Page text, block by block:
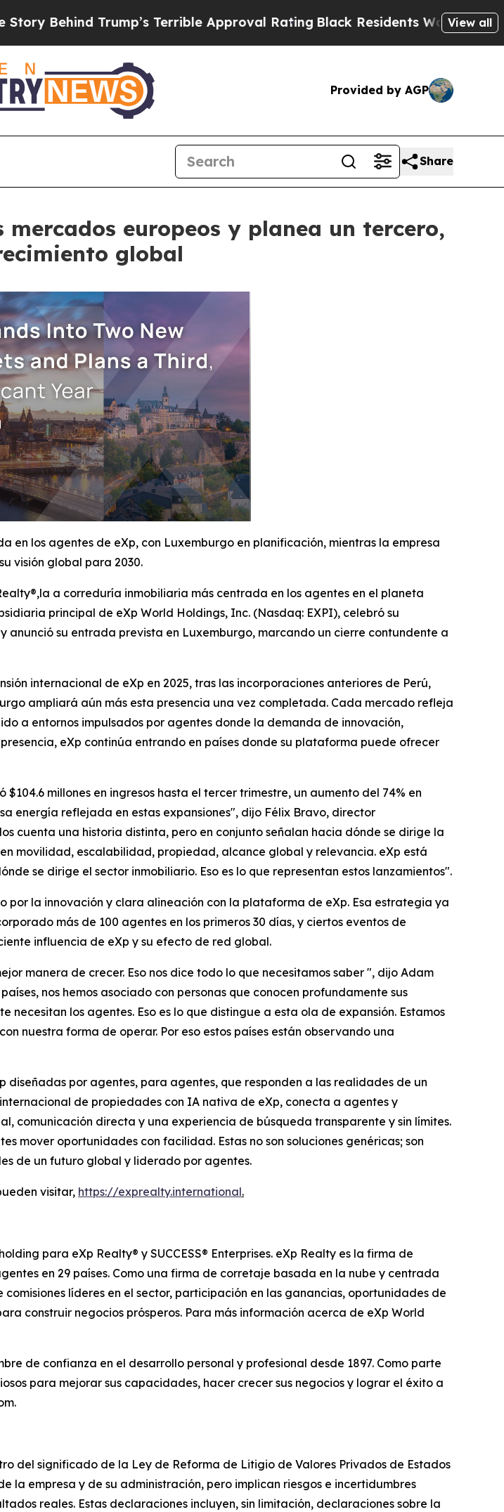
Trump’s Terrible Approval RatingBlack Residents Warned of AbusiveView all
Provided by AGP
Share
europeos y planea un tercero,
global
en los agentes de eXp, con Luxemburgo en planificación, mientras la empresa
visión global para 2030.
a correduría inmobiliaria más centrada en los agentes en el planeta
principal de eXp World Holdings, Inc. (Nasdaq: EXPI), celebró su
anunció su entrada prevista en Luxemburgo, marcando un cierre contundente a
internacional de eXp en 2025, tras las incorporaciones anteriores de Perú,
ampliará aún más esta presencia una vez completada. Cada mercado refleja
a entornos impulsados por agentes donde la demanda de innovación,
eXp continúa entrando en países donde su plataforma puede ofrecer
millones en ingresos hasta el tercer trimestre, un aumento del 74% en
energía reflejada en estas expansiones", dijo Félix Bravo, director
cuenta una historia distinta, pero en conjunto señalan hacia dónde se dirige la
movilidad, escalabilidad, propiedad, alcance global y relevancia. eXp está
se dirige el sector inmobiliario. Eso es lo que representan estos lanzamientos".
por la innovación y clara alineación con la plataforma de eXp. Esa estrategia ya
más de 100 agentes en los primeros 30 días, y ciertos eventos de
influencia de eXp y su efecto de red global.
manera de crecer. Eso nos dice todo lo que necesitamos saber ", dijo Adam
nos hemos asociado con personas que conocen profundamente sus
los agentes. Eso es lo que distingue a esta ola de expansión. Estamos
nuestra forma de operar. Por eso estos países están observando una
por agentes, para agentes, que responden a las realidades de un
de propiedades con IA nativa de eXp, conecta a agentes y
comunicación directa y una experiencia de búsqueda transparente y sin límites.
mover oportunidades con facilidad. Estas no son soluciones genéricas; son
de un futuro global y liderado por agentes.
visitar, https://exprealty.international.
para eXp Realty® y SUCCESS® Enterprises. eXp Realty es la firma de
en 29 países. Como una firma de corretaje basada en la nube y centrada
líderes en el sector, participación en las ganancias, oportunidades de
construir negocios prósperos. Para más información acerca de eXp World
de confianza en el desarrollo personal y profesional desde 1897. Como parte
para mejorar sus capacidades, hacer crecer sus negocios y lograr el éxito a
del significado de la Ley de Reforma de Litigio de Valores Privados de Estados
la empresa y de su administración, pero implican riesgos e incertidumbres
reales. Estas declaraciones incluyen, sin limitación, declaraciones sobre la